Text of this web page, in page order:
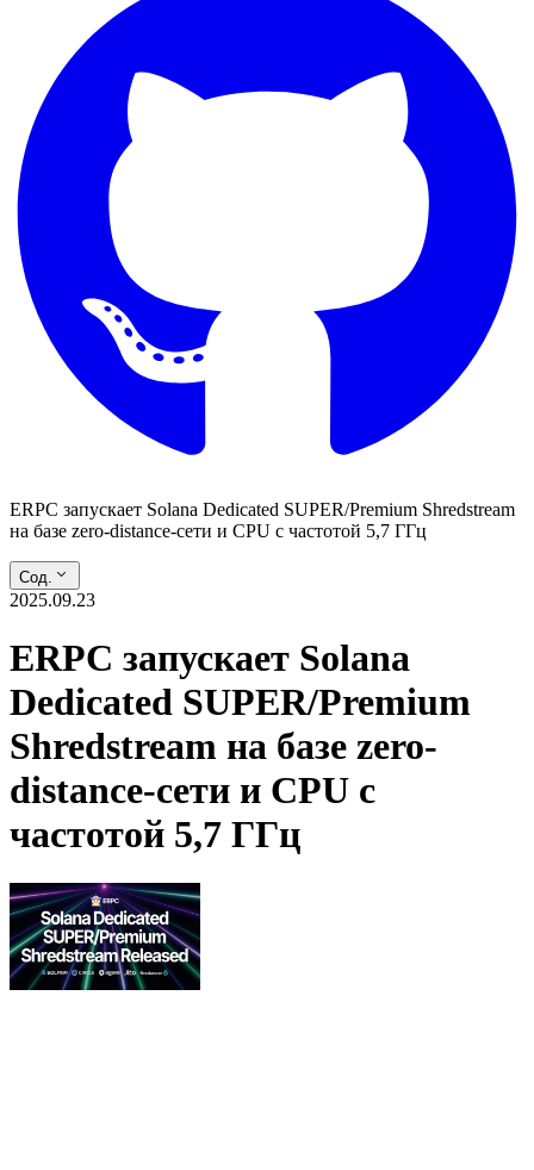
ERPC запускает Solana Dedicated SUPER/Premium Shredstream
на базе zero-distance-сети и CPU с частотой 5,7 ГГц
Сод.
2025.09.23
ERPC запускает Solana
Dedicated SUPER/Premium
Shredstream на базе zero-
distance-сети и CPU с
частотой 5,7 ГГц